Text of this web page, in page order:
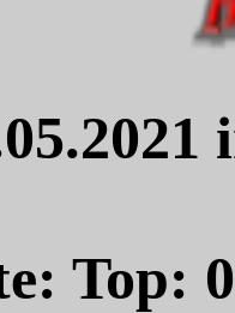
Top: 0